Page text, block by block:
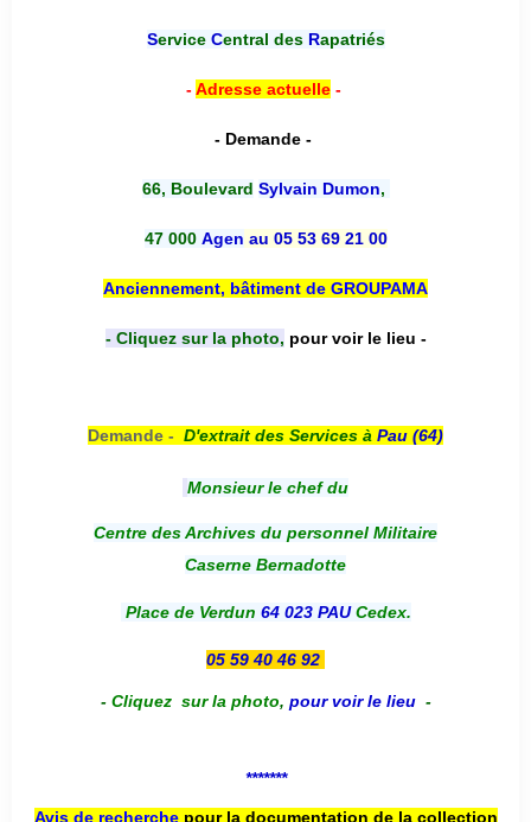
Service Central desRapatriés
-Adresse actuelle-
- Demande -
66, Boulevard Sylvain Dumon,
47 000 Agen au 05 53 69 21 00
Anciennement, bâtiment de GROUPAMA
- Cliquez sur la photo, pour voir le lieu -
Demande - D'extrait des Services à Pau (64)
Monsieur le chef du
Centre des Archives du personnel Militaire
Caserne Bernadotte
Place de Verdun 64 023 PAUCedex.
05 59 40 46 92
- Cliquez sur la photo, pour voir le lieu -
*******
Avis de recherche pour la documentation de la collection